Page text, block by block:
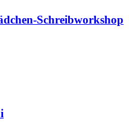
Schreibworkshop